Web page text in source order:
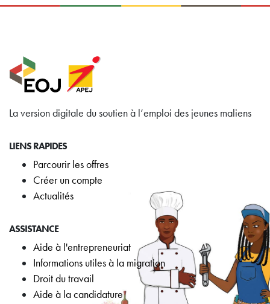
La version digitale du soutien à l’emploi des jeunes maliens
LIENS RAPIDES
Parcourir les offres
Créer un compte
Actualités
ASSISTANCE
Aide à l'entrepreneuriat
Informations utiles à la migration
Droit du travail
Aide à la candidature